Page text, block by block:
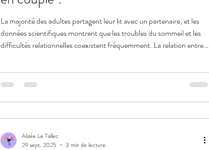
La majorité des adultes partagent leur lit avec un partenaire, et les
données scientifiques montrent que les troubles du sommeil et les
difficultés relationnelles coexistent fréquemment. La relation entre
peut fragiliser la relation. Intégrer cette dimension relationnelle est
Alizée Le Tallec
29 sept. 2025
3 min de lecture